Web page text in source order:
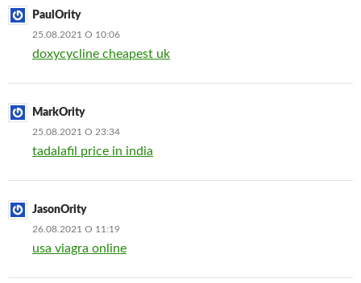
PaulOrity
25.08.2021 О 10:06
doxycycline cheapest uk
MarkOrity
25.08.2021 О 23:34
tadalafil price in india
JasonOrity
26.08.2021 О 11:19
usa viagra online